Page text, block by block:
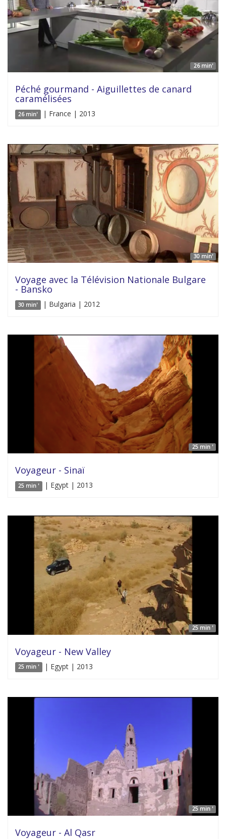
26 min'
Péché gourmand - Aiguillettes de canard
caramélisées
26 min' | France | 2013
30 min'
Voyage avec la Télévision Nationale Bulgare
- Bansko
30 min' | Bulgaria | 2012
25 min '
Voyageur - Sinaï
25 min ' | Egypt | 2013
25 min '
Voyageur - New Valley
25 min ' | Egypt | 2013
25 min '
Voyageur - Al Qasr